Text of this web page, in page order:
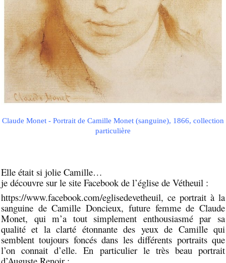
Claude Monet - Portrait de Camille Monet (sanguine), 1866, collection
particulière
Elle était si jolie Camille…
je découvre sur le site Facebook de l’église de Vétheuil :
https://www.facebook.com/eglisedevetheuil, ce portrait à la
sanguine de Camille Doncieux, future femme de Claude
Monet, qui m’a tout simplement enthousiasmé par sa
qualité et la clarté étonnante des yeux de Camille qui
semblent toujours foncés dans les différents portraits que
l’on connait d’elle. En particulier le très beau portrait